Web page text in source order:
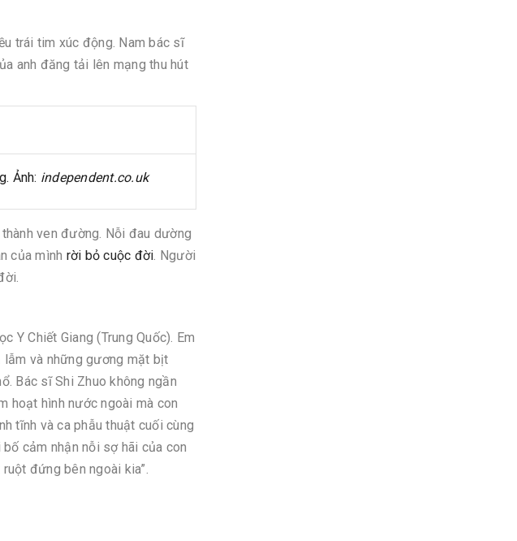
trái tim xúc động. Nam bác sĩ
anh đăng tải lên mạng thu hút
Ảnh: independent.co.uk
ven đường. Nỗi đau dường
của mình rời bỏ cuộc đời. Người
Y Chiết Giang (Trung Quốc). Em
lẫm và những gương mặt bịt
Bác sĩ Shi Zhuo không ngần
hoạt hình nước ngoài mà con
tĩnh và ca phẫu thuật cuối cùng
cảm nhận nỗi sợ hãi của con
đứng bên ngoài kia”.